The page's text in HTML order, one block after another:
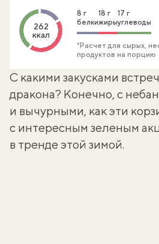
262
ккал
8 г
белки
18 г
жиры
17 г
углеводы
*Расчет для сырых,
продуктов на порцию
С какими закусками
дракона? Конечно, с
и вычурными, как эти
с интересным зеленым
в тренде этой зимой.